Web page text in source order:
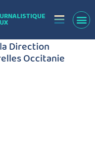
Direction
Occitanie